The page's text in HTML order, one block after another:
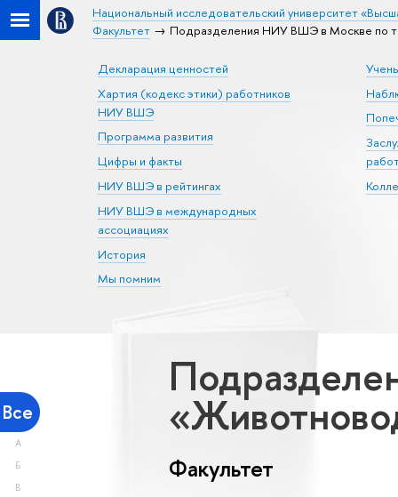
Национальный исследовательский университет
Факультет
Подразделения НИУ ВШЭ в Москве по
Декларация ценностей
Хартия (кодекс этики) работников
НИУ ВШЭ
Программа развития
Цифры и факты
НИУ ВШЭ в рейтингах
НИУ ВШЭ в международных
ассоциациях
История
Мы помним
Все
А
Б
В
Факультет